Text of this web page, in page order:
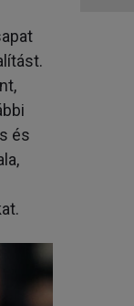
és